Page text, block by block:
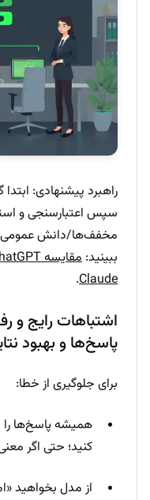
ببینید: مقایسه ChatGPT و Gemini
Claude
.
اشتباهات رایج و
پاسخ‌ها و بهبود
برای جلوگیری از خطا:
همیشه پاسخ‌ها را
کنید؛ حتی اگر
از مدل بخواهید